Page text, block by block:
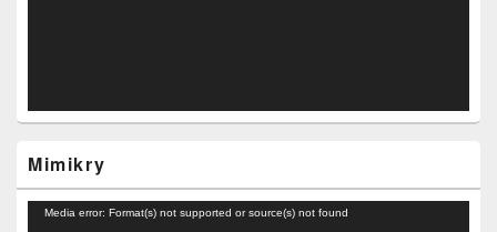
Mimikry
Video-
Media error: Format(s) not supported or source(s) not found